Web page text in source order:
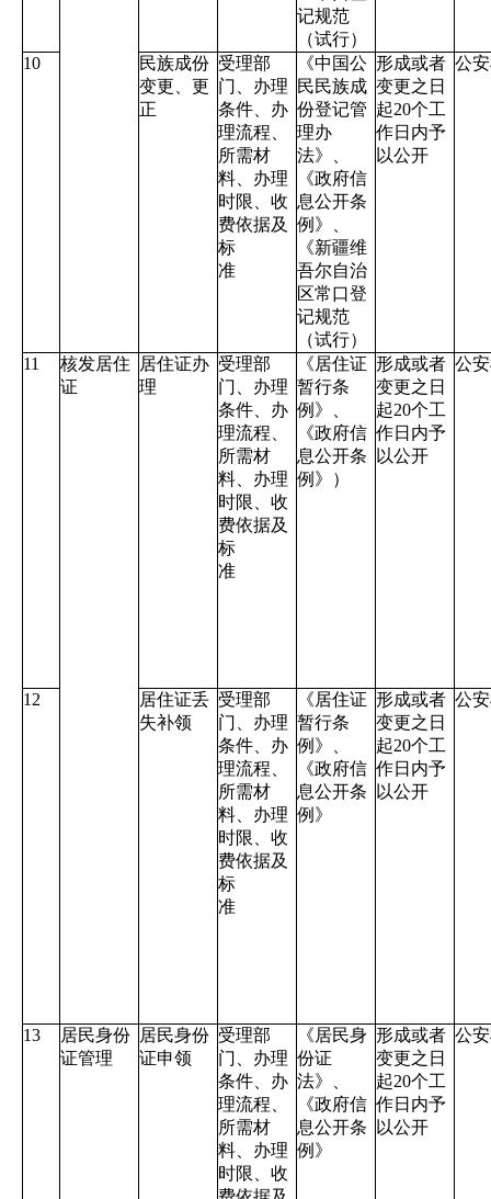
记规范
（试行）
10
民族成份
变更、更
正
受理部
门、办理
条件、办
理流程、
所需材
料、办理
时限、收
费依据及
标
准
《中国公
民民族成
份登记管
理办
法》、
《政府信
息公开条
例》、
《新疆维
吾尔自治
区常口登
记规范
（试行）
形成或者
变更之日
起20个工
作日内予
以公开
公
11
核发居住
证
居住证办
理
受理部
门、办理
条件、办
理流程、
所需材
料、办理
时限、收
费依据及
标
准
《居住证
暂行条
例》、
《政府信
息公开条
例》）
形成或者
变更之日
起20个工
作日内予
以公开
公
12
居住证丢
失补领
受理部
门、办理
条件、办
理流程、
所需材
料、办理
时限、收
费依据及
标
准
《居住证
暂行条
例》、
《政府信
息公开条
例》
形成或者
变更之日
起20个工
作日内予
以公开
公
13
居民身份
证管理
居民身份
证申领
受理部
门、办理
条件、办
理流程、
所需材
料、办理
时限、收
《居民身
份证
法》、
《政府信
息公开条
例》
形成或者
变更之日
起20个工
作日内予
以公开
公